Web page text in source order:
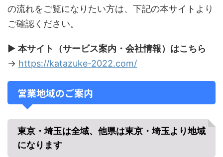
の流れをご覧になりたい方は、下記の本サイトより
ご確認ください。
▶ 本サイト（サービス案内・会社情報）はこちら
→ https://katazuke-2022.com/
営業地域のご案内
東京・埼玉は全域、他県は東京・埼玉より地域
になります